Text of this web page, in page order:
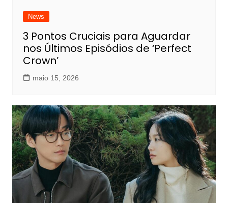
News
3 Pontos Cruciais para Aguardar
nos Últimos Episódios de ‘Perfect
Crown’
maio 15, 2026